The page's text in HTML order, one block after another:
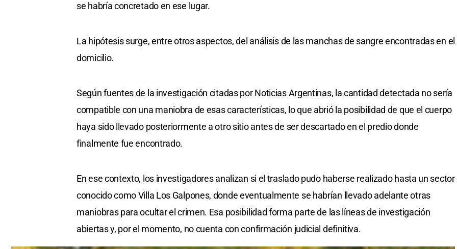
se habría concretado en ese lugar.
La hipótesis surge, entre otros aspectos, del análisis de las manchas de sangre encontradas en el
domicilio.
Según fuentes de la investigación citadas por Noticias Argentinas, la cantidad detectada no sería
compatible con una maniobra de esas características, lo que abrió la posibilidad de que el cuerpo
haya sido llevado posteriormente a otro sitio antes de ser descartado en el predio donde
finalmente fue encontrado.
En ese contexto, los investigadores analizan si el traslado pudo haberse realizado hasta un sector
conocido como Villa Los Galpones, donde eventualmente se habrían llevado adelante otras
maniobras para ocultar el crimen. Esa posibilidad forma parte de las líneas de investigación
abiertas y, por el momento, no cuenta con confirmación judicial definitiva.